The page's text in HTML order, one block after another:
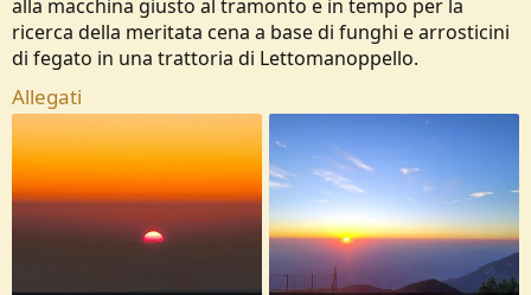
alla macchina giusto al tramonto e in tempo per la
ricerca della meritata cena a base di funghi e arrosticini
di fegato in una trattoria di Lettomanoppello.
Allegati